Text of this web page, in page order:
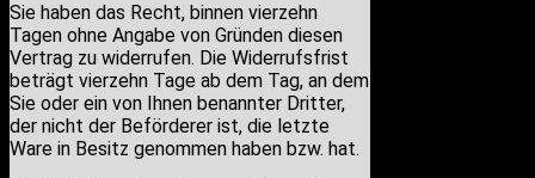
Sie haben das Recht, binnen vierzehn
Tagen ohne Angabe von Gründen diesen
Vertrag zu widerrufen. Die Widerrufsfrist
beträgt vierzehn Tage ab dem Tag, an dem
Sie oder ein von Ihnen benannter Dritter,
der nicht der Beförderer ist, die letzte
Ware in Besitz genommen haben bzw. hat.